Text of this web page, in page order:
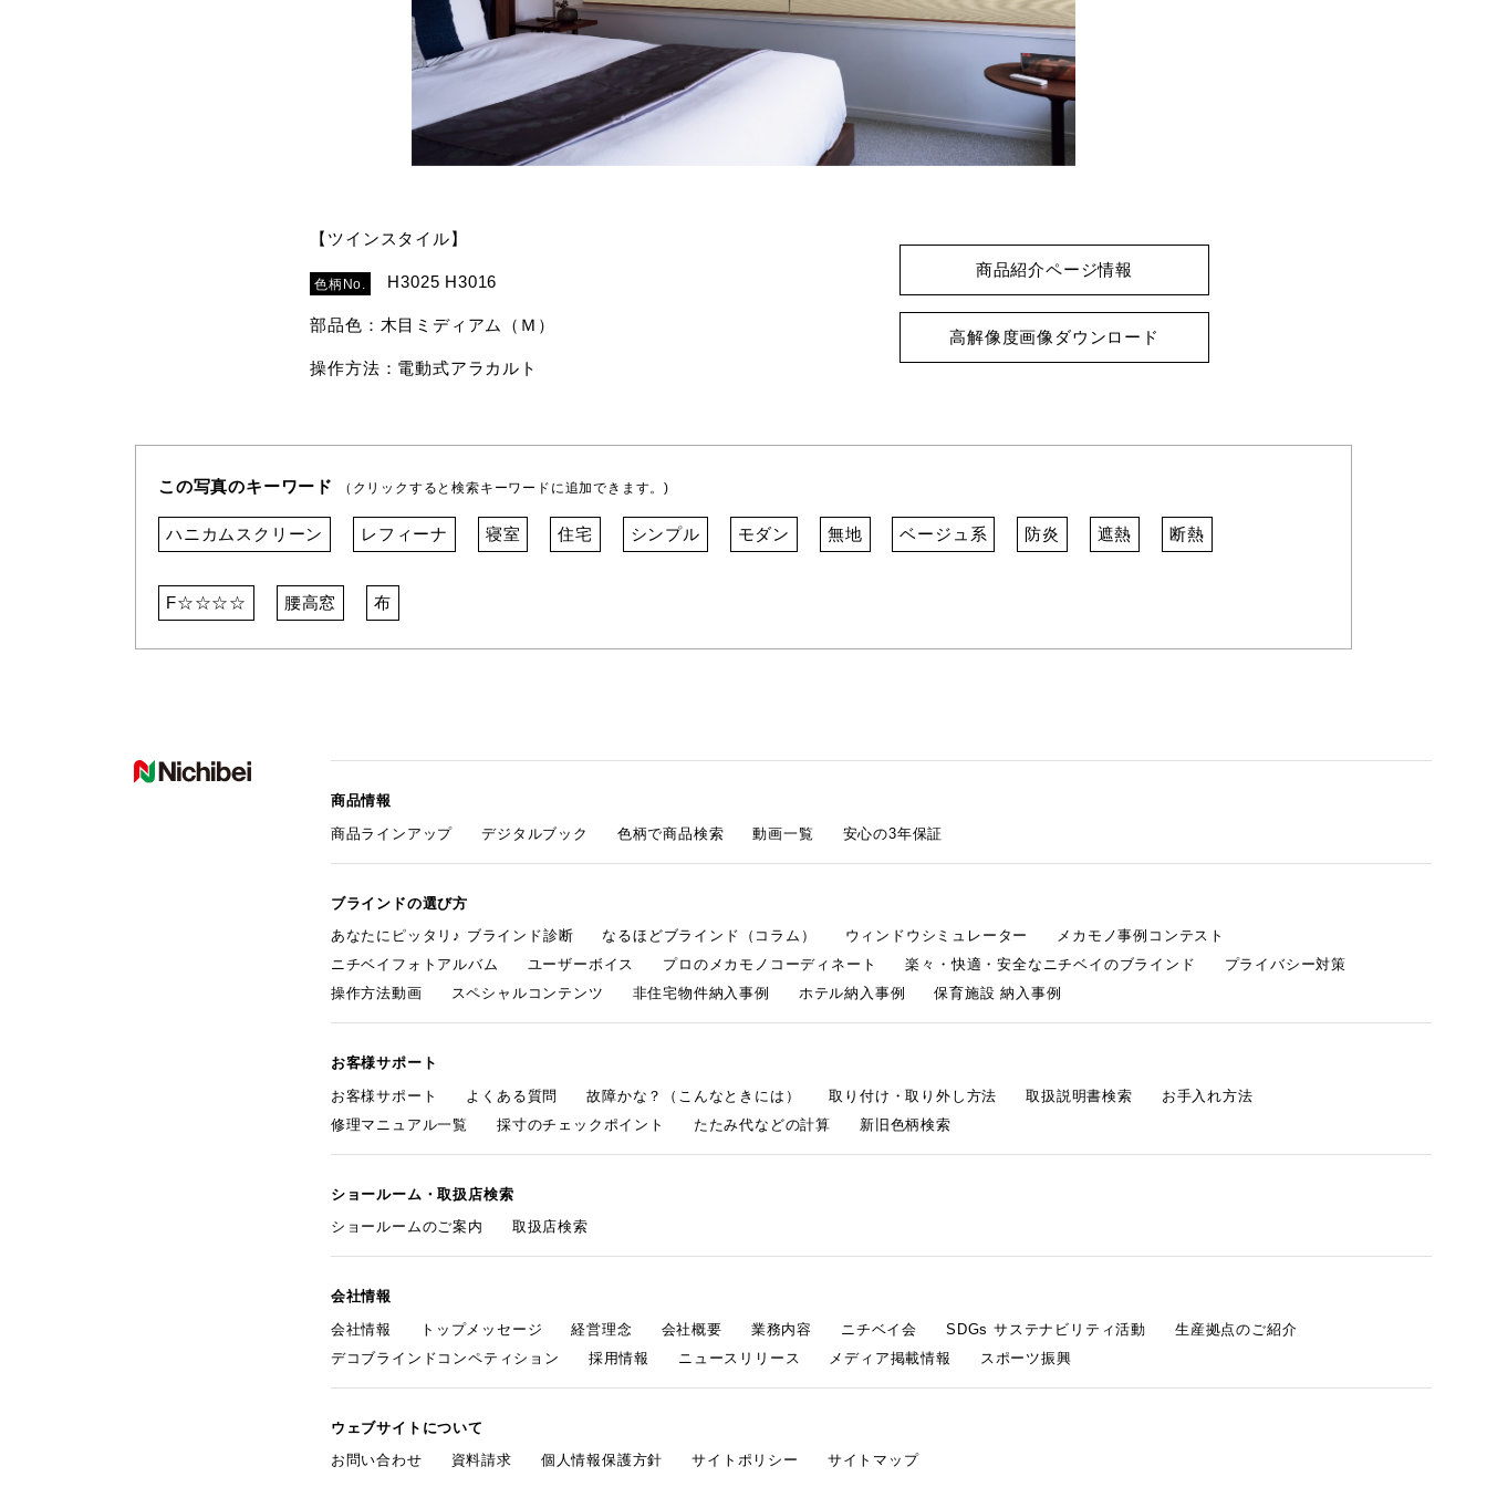
【ツインスタイル】
色柄No. H3025 H3016
部品色：木目ミディアム（Ｍ）
操作方法：電動式アラカルト
商品紹介ページ情報
高解像度画像ダウンロード
この写真のキーワード （クリックすると検索キーワードに追加できます。)
ハニカムスクリーン レフィーナ 寝室 住宅 シンプル モダン 無地 ベージュ系 防炎 遮熱 断熱
F☆☆☆☆ 腰高窓 布
商品情報
商品ラインアップ
デジタルブック 色柄で商品検索 動画一覧 安心の3年保証
ブラインドの選び方
あなたにピッタリ♪ ブラインド診断
なるほどブラインド（コラム） ウィンドウシミュレーター
メカモノ事例コンテスト
ニチベイフォトアルバム
ユーザーボイス プロのメカモノコーディネート 楽々・快適・安全なニチベイのブラインド
プライバシー対策
操作方法動画
スペシャルコンテンツ 非住宅物件納入事例 ホテル納入事例 保育施設 納入事例
お客様サポート
お客様サポート
よくある質問 故障かな？（こんなときには） 取り付け・取り外し方法 取扱説明書検索
お手入れ方法
修理マニュアル一覧
採寸のチェックポイント たたみ代などの計算 新旧色柄検索
ショールーム・取扱店検索
ショールームのご案内
取扱店検索
会社情報
会社情報
トップメッセージ 経営理念 会社概要 業務内容 ニチベイ会 SDGs サステナビリティ活動
生産拠点のご紹介
デコブラインドコンペティション
採用情報 ニュースリリース メディア掲載情報 スポーツ振興
ウェブサイトについて
お問い合わせ
資料請求 個人情報保護方針 サイトポリシー サイトマップ